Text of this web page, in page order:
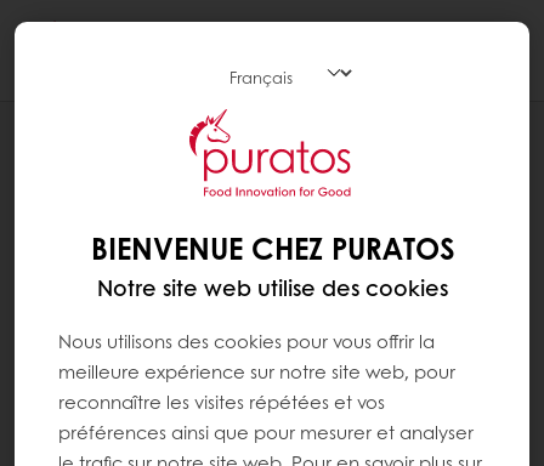
HOME
NOS SUPPORTS
BIENVENUE CHEZ PURATOS
Notre site web utilise des cookies
Nous utilisons des cookies pour vous offrir la
meilleure expérience sur notre site web, pour
reconnaître les visites répétées et vos
préférences ainsi que pour mesurer et analyser